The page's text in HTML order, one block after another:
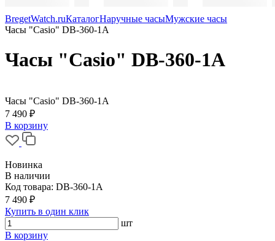
BregetWatch.ruКаталогНаручные часыМужские часы
Часы "Casio" DB-360-1А
Часы "Casio" DB-360-1А
Часы "Casio" DB-360-1А
7 490 ₽
В корзину
Новинка
В наличии
Код товара: DB-360-1А
7 490 ₽
Купить в один клик
шт
В корзину